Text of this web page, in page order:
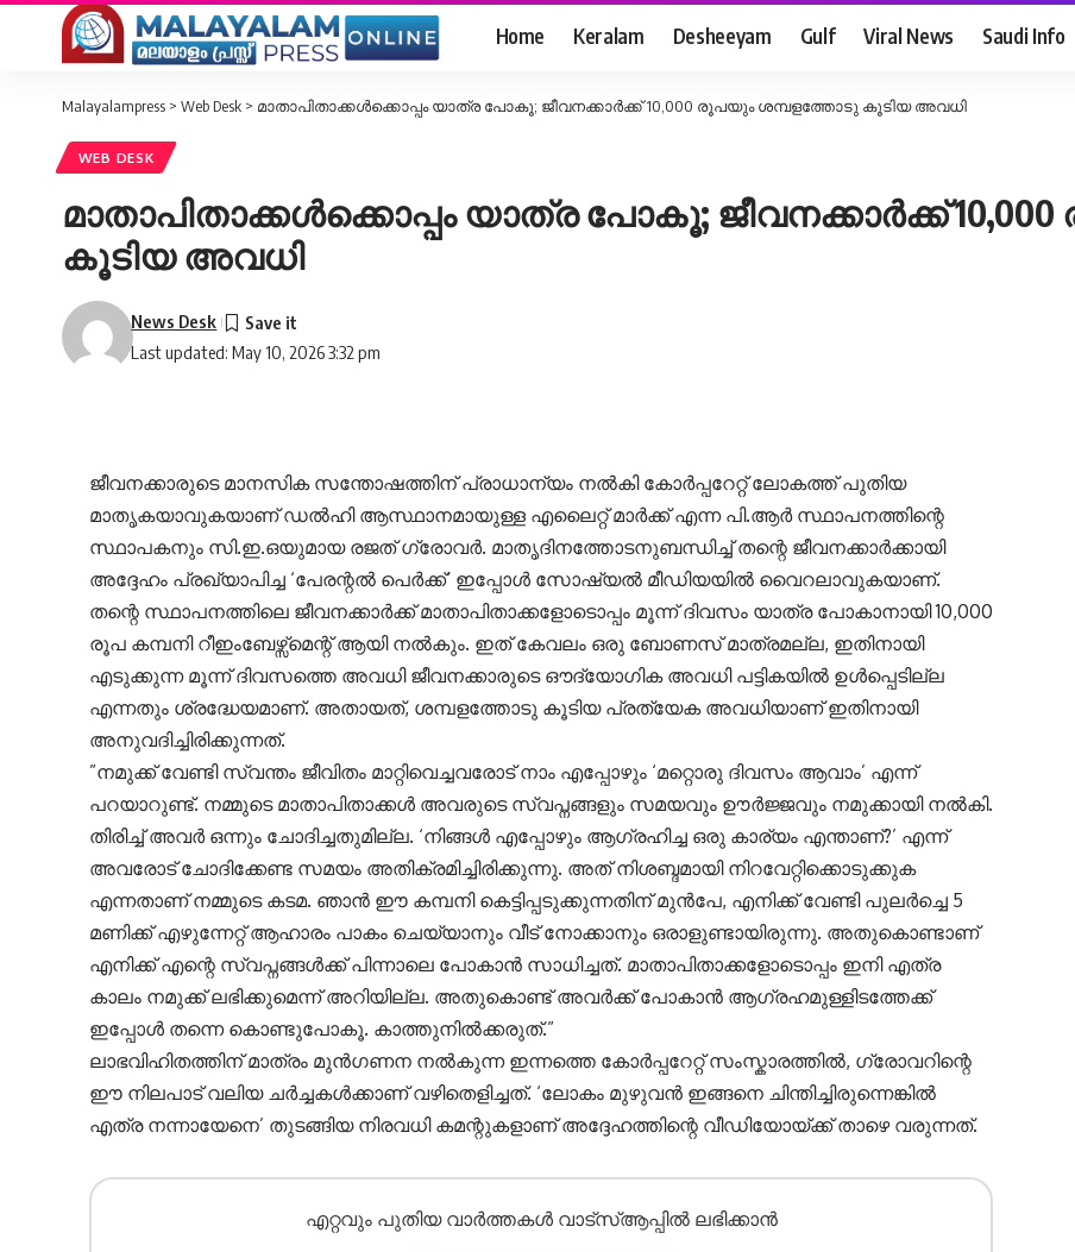
Home Keralam Desheeyam Gulf Viral News Saudi Info
Malayalampress > Web Desk > മാതാപിതാക്കൾക്കൊപ്പം യാത്ര പോകൂ; ജീവനക്കാർക്ക് 10,000 രൂപയും ശമ്പളത്തോടു കൂടിയ അവധി
WEB DESK
മാതാപിതാക്കൾക്കൊപ്പം യാത്ര പോകൂ; ജീവനക്കാർക്ക്
കൂടിയ അവധി
Last updated: May 10, 2026 3:32 pm
News Desk
ജീവനക്കാരുടെ മാനസിക സന്തോഷത്തിന് പ്രാധാന്യം നൽകി കോർപ്പറേറ്റ് ലോകത്ത് പുതിയ
മാതൃകയാവുകയാണ് ഡൽഹി ആസ്ഥാനമായുള്ള എലൈറ്റ് മാർക്ക് എന്ന പി.ആർ സ്ഥാപനത്തിന്റെ
സ്ഥാപകനും സി.ഇ.ഒയുമായ രജത് ഗ്രോവർ. മാതൃദിനത്തോടനുബന്ധിച്ച് തന്റെ ജീവനക്കാർക്കായി
അദ്ദേഹം പ്രഖ്യാപിച്ച ‘പേരന്റൽ പെർക്ക്’ ഇപ്പോൾ സോഷ്യൽ മീഡിയയിൽ വൈറലാവുകയാണ്.
തന്റെ സ്ഥാപനത്തിലെ ജീവനക്കാർക്ക് മാതാപിതാക്കളോടൊപ്പം മൂന്ന് ദിവസം യാത്ര പോകാനായി 10,000
രൂപ കമ്പനി റീഇംബേഴ്സ്മെന്റ് ആയി നൽകും. ഇത് കേവലം ഒരു ബോണസ് മാത്രമല്ല, ഇതിനായി
എടുക്കുന്ന മൂന്ന് ദിവസത്തെ അവധി ജീവനക്കാരുടെ ഔദ്യോഗിക അവധി പട്ടികയിൽ ഉൾപ്പെടില്ല
എന്നതും ശ്രദ്ധേയമാണ്. അതായത്, ശമ്പളത്തോടു കൂടിയ പ്രത്യേക അവധിയാണ് ഇതിനായി
അനുവദിച്ചിരിക്കുന്നത്.
”നമുക്ക് വേണ്ടി സ്വന്തം ജീവിതം മാറ്റിവെച്ചവരോട് നാം എപ്പോഴും ‘മറ്റൊരു ദിവസം ആവാം’ എന്ന്
പറയാറുണ്ട്. നമ്മുടെ മാതാപിതാക്കൾ അവരുടെ സ്വപ്നങ്ങളും സമയവും ഊർജ്ജവും നമുക്കായി നൽകി.
തിരിച്ച് അവർ ഒന്നും ചോദിച്ചതുമില്ല. ‘നിങ്ങൾ എപ്പോഴും ആഗ്രഹിച്ച ഒരു കാര്യം എന്താണ്?’ എന്ന്
അവരോട് ചോദിക്കേണ്ട സമയം അതിക്രമിച്ചിരിക്കുന്നു. അത് നിശബ്ദമായി നിറവേറ്റിക്കൊടുക്കുക
എന്നതാണ് നമ്മുടെ കടമ. ഞാൻ ഈ കമ്പനി കെട്ടിപ്പടുക്കുന്നതിന് മുൻപേ, എനിക്ക് വേണ്ടി പുലർച്ചെ 5
മണിക്ക് എഴുന്നേറ്റ് ആഹാരം പാകം ചെയ്യാനും വീട് നോക്കാനും ഒരാളുണ്ടായിരുന്നു. അതുകൊണ്ടാണ്
എനിക്ക് എന്റെ സ്വപ്നങ്ങൾക്ക് പിന്നാലെ പോകാൻ സാധിച്ചത്. മാതാപിതാക്കളോടൊപ്പം ഇനി എത്ര
കാലം നമുക്ക് ലഭിക്കുമെന്ന് അറിയില്ല. അതുകൊണ്ട് അവർക്ക് പോകാൻ ആഗ്രഹമുള്ളിടത്തേക്ക്
ഇപ്പോൾ തന്നെ കൊണ്ടുപോകൂ. കാത്തുനിൽക്കരുത്.”
ലാഭവിഹിതത്തിന് മാത്രം മുൻഗണന നൽകുന്ന ഇന്നത്തെ കോർപ്പറേറ്റ് സംസ്കാരത്തിൽ, ഗ്രോവറിന്റെ
ഈ നിലപാട് വലിയ ചർച്ചകൾക്കാണ് വഴിതെളിച്ചത്. ‘ലോകം മുഴുവൻ ഇങ്ങനെ ചിന്തിച്ചിരുന്നെങ്കിൽ
എത്ര നന്നായേനെ’ തുടങ്ങിയ നിരവധി കമന്റുകളാണ് അദ്ദേഹത്തിന്റെ വീഡിയോയ്ക്ക് താഴെ വരുന്നത്.
എറ്റവും പുതിയ വാർത്തകൾ വാട്സ്ആപ്പിൽ ലഭിക്കാൻ